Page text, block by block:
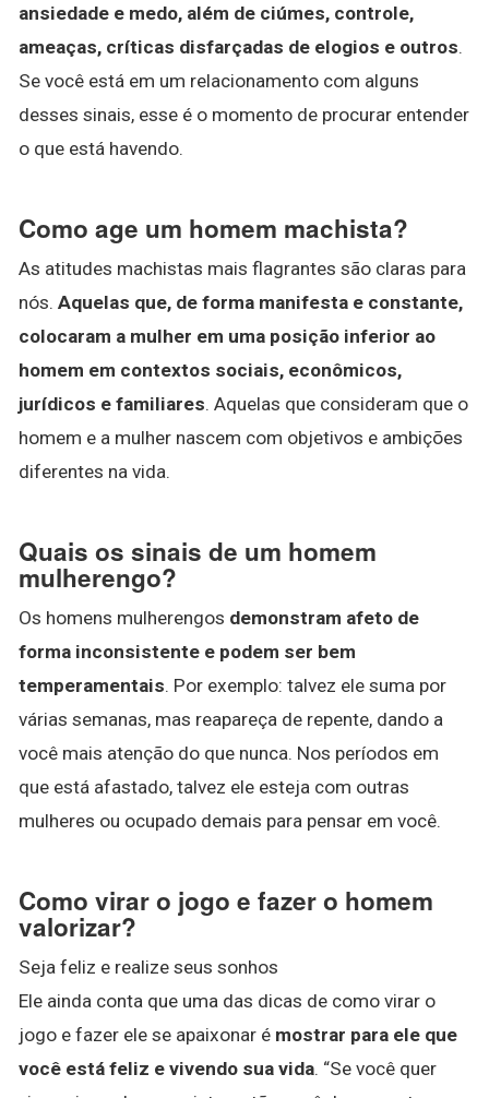
ansiedade e medo, além de ciúmes, controle,
ameaças, críticas disfarçadas de elogios e outros.
Se você está em um relacionamento com alguns
desses sinais, esse é o momento de procurar entender
o que está havendo.
Como age um homem machista?
As atitudes machistas mais flagrantes são claras para
nós. Aquelas que, de forma manifesta e constante,
colocaram a mulher em uma posição inferior ao
homem em contextos sociais, econômicos,
jurídicos e familiares. Aquelas que consideram que o
homem e a mulher nascem com objetivos e ambições
diferentes na vida.
Quais os sinais de um homem
mulherengo?
Os homens mulherengos demonstram afeto de
forma inconsistente e podem ser bem
temperamentais. Por exemplo: talvez ele suma por
várias semanas, mas reapareça de repente, dando a
você mais atenção do que nunca. Nos períodos em
que está afastado, talvez ele esteja com outras
mulheres ou ocupado demais para pensar em você.
Como virar o jogo e fazer o homem
valorizar?
Seja feliz e realize seus sonhos
Ele ainda conta que uma das dicas de como virar o
jogo e fazer ele se apaixonar é mostrar para ele que
você está feliz e vivendo sua vida. “Se você quer